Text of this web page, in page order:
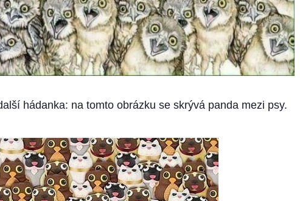
hádanka: na tomto obrázku se skrývá panda mezi psy.